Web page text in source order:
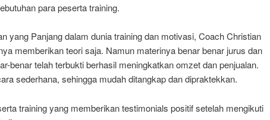
para peserta training.
yang Panjang dalam dunia training dan motivasi, Coach Christian
memberikan teori saja. Namun materinya benar benar jurus dan
benar telah terbukti berhasil meningkatkan omzet dan penjualan.
sederhana, sehingga mudah ditangkap dan dipraktekkan.
training yang memberikan testimonials positif setelah mengikuti